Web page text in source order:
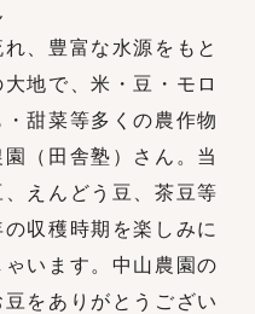
、豊富な水源をもと
地で、米・豆・モロ
甜菜等多くの農作物
（田舎塾）さん。当
えんどう豆、茶豆等
収穫時期を楽しみに
います。中山農園の
をありがとうござい